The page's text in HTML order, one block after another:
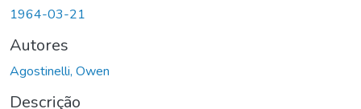
1964-03-21
Autores
Agostinelli, Owen
Descrição